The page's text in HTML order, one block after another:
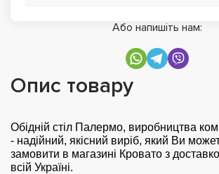
Або напишіть нам:
Опис товару
Обідній стіл Палермо, виробництва
- надійний, якісний виріб, який Ви
замовити в магазині Кровато з
всій Україні.